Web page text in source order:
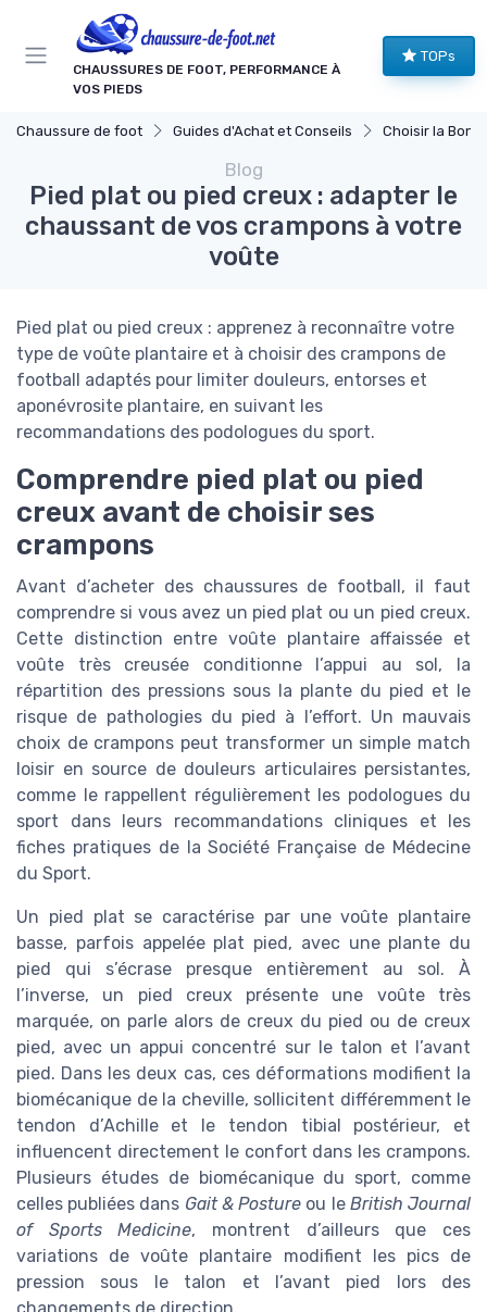
CHAUSSURES DE FOOT, PERFORMANCE À
VOS PIEDS
TOPs
Chaussure de foot Guides d'Achat et Conseils Choisir la
Blog
Pied plat ou pied creux : adapter le
chaussant de vos crampons à votre
voûte
Pied plat ou pied creux : apprenez à reconnaître votre
type de voûte plantaire et à choisir des crampons de
football adaptés pour limiter douleurs, entorses et
aponévrosite plantaire, en suivant les
recommandations des podologues du sport.
Comprendre pied plat ou pied
creux avant de choisir ses
crampons
Avant d’acheter des chaussures de football, il faut
comprendre si vous avez un pied plat ou un pied creux.
Cette distinction entre voûte plantaire affaissée et
voûte très creusée conditionne l’appui au sol, la
répartition des pressions sous la plante du pied et le
risque de pathologies du pied à l’effort. Un mauvais
choix de crampons peut transformer un simple match
loisir en source de douleurs articulaires persistantes,
comme le rappellent régulièrement les podologues du
sport dans leurs recommandations cliniques et les
fiches pratiques de la Société Française de Médecine
du Sport.
Un pied plat se caractérise par une voûte plantaire
basse, parfois appelée plat pied, avec une plante du
pied qui s’écrase presque entièrement au sol. À
l’inverse, un pied creux présente une voûte très
marquée, on parle alors de creux du pied ou de creux
pied, avec un appui concentré sur le talon et l’avant
pied. Dans les deux cas, ces déformations modifient la
biomécanique de la cheville, sollicitent différemment le
tendon d’Achille et le tendon tibial postérieur, et
influencent directement le confort dans les crampons.
Plusieurs études de biomécanique du sport, comme
celles publiées dans Gait & Posture ou le British Journal
of Sports Medicine, montrent d’ailleurs que ces
variations de voûte plantaire modifient les pics de
pression sous le talon et l’avant pied lors des
changements de direction.
Panneau de gestion des cookies